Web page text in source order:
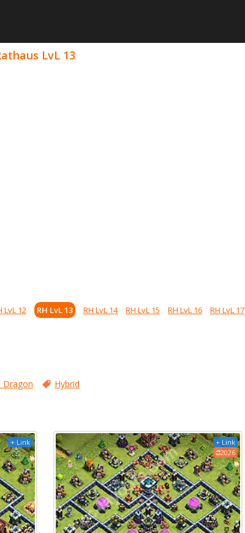
LvL 13
LvL 12 RH LvL 13 RH LvL 14 RH LvL 15 RH LvL 16
RH LvL 17
Dragon Hybrid
+ Link
+ Link
2026